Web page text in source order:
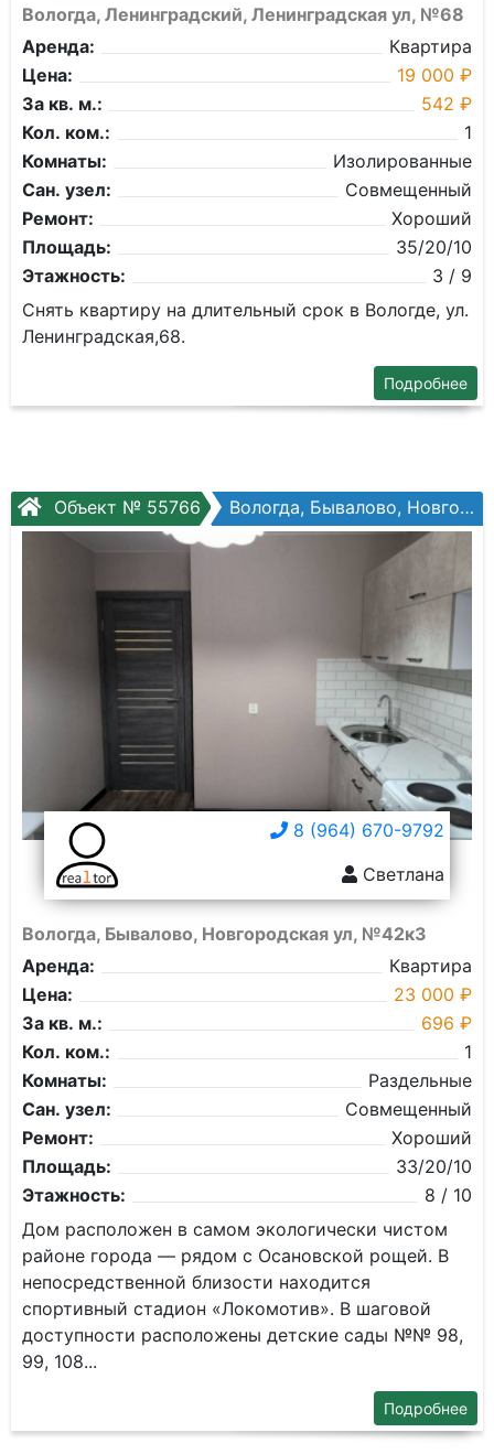
Вологда, Ленинградский, Ленинградская ул, №68
Аренда:
Квартира
Цена:
19 000 ₽
За кв. м.:
542 ₽
Кол. ком.:
1
Комнаты:
Изолированные
Сан. узел:
Совмещенный
Ремонт:
Хороший
Площадь:
35/20/10
Этажность:
3 / 9
Снять квартиру на длительный срок в Вологде, ул.
Ленинградская,68.
Подробнее
Объект № 55766 Вологда, Бывалово, Новгородская ул, №42к3
8 (964) 670-9792
Светлана
Вологда, Бывалово, Новгородская ул, №42к3
Аренда:
Квартира
Цена:
23 000 ₽
За кв. м.:
696 ₽
Кол. ком.:
1
Комнаты:
Раздельные
Сан. узел:
Совмещенный
Ремонт:
Хороший
Площадь:
33/20/10
Этажность:
8 / 10
Дом расположен в самом экологически чистом
районе города — рядом с Осановской рощей. В
непосредственной близости находится
спортивный стадион «Локомотив». В шаговой
доступности расположены детские сады №№ 98,
99, 108...
Подробнее